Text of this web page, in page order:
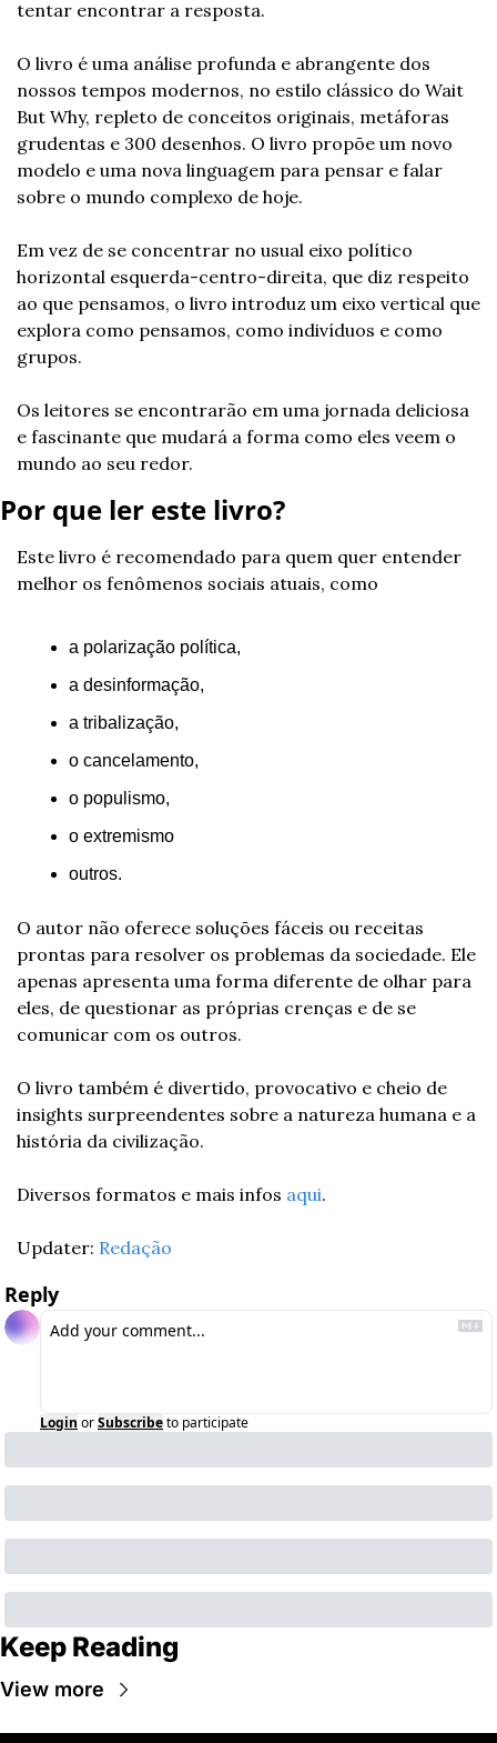
tentar encontrar a resposta.
O livro é uma análise profunda e abrangente dos
nossos tempos modernos, no estilo clássico do Wait
But Why, repleto de conceitos originais, metáforas
grudentas e 300 desenhos. O livro propõe um novo
modelo e uma nova linguagem para pensar e falar
sobre o mundo complexo de hoje.
Em vez de se concentrar no usual eixo político
horizontal esquerda-centro-direita, que diz respeito
ao que pensamos, o livro introduz um eixo vertical que
explora como pensamos, como indivíduos e como
grupos.
Os leitores se encontrarão em uma jornada deliciosa
e fascinante que mudará a forma como eles veem o
mundo ao seu redor.
Por que ler este livro?
Este livro é recomendado para quem quer entender
melhor os fenômenos sociais atuais, como
a polarização política,
a desinformação,
a tribalização,
o cancelamento,
o populismo,
o extremismo
outros.
O autor não oferece soluções fáceis ou receitas
prontas para resolver os problemas da sociedade. Ele
apenas apresenta uma forma diferente de olhar para
eles, de questionar as próprias crenças e de se
comunicar com os outros.
O livro também é divertido, provocativo e cheio de
insights surpreendentes sobre a natureza humana e a
história da civilização.
Diversos formatos e mais infos aqui.
Updater: Redação
Reply
Login orSubscribeto participate
Keep Reading
View more